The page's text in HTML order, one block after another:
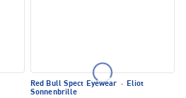
Red Bull Spect Eyewear · Eliot
Sonnenbrille